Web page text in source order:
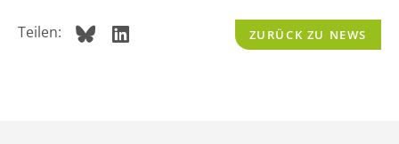
Teilen: ZURÜCK ZU NEWS